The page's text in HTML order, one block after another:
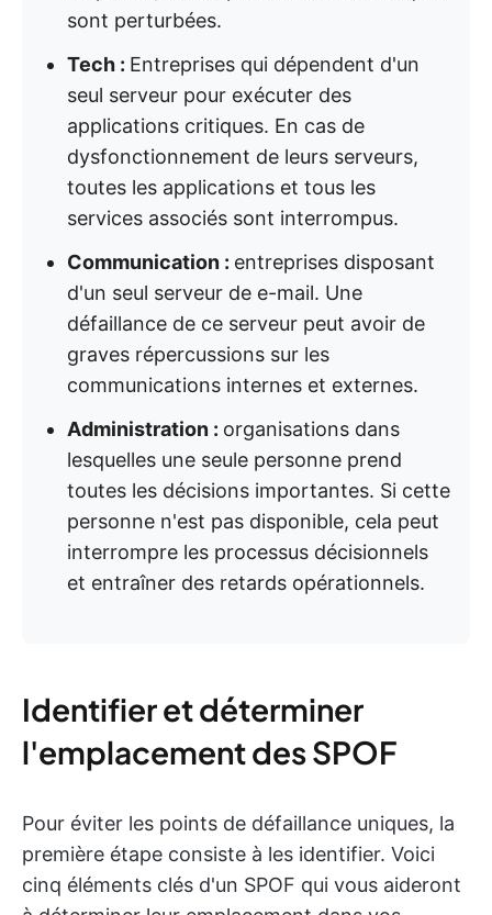
sont perturbées.
Tech : Entreprises qui dépendent d'un
seul serveur pour exécuter des
applications critiques. En cas de
dysfonctionnement de leurs serveurs,
toutes les applications et tous les
services associés sont interrompus.
Communication : entreprises disposant
d'un seul serveur de e-mail. Une
défaillance de ce serveur peut avoir de
graves répercussions sur les
communications internes et externes.
Administration : organisations dans
lesquelles une seule personne prend
toutes les décisions importantes. Si cette
personne n'est pas disponible, cela peut
interrompre les processus décisionnels
et entraîner des retards opérationnels.
Identifier et déterminer
l'emplacement des SPOF
Pour éviter les points de défaillance uniques, la
première étape consiste à les identifier. Voici
cinq éléments clés d'un SPOF qui vous aideront